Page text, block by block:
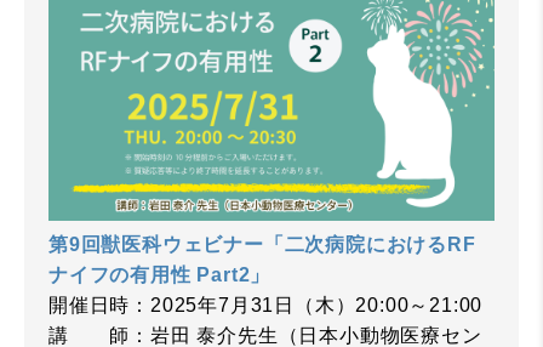
第9回獣医科ウェビナー「二次病院におけるRF
ナイフの有用性 Part2」
開催日時：2025年7月31日（木）20:00～21:00
講 師：岩田 泰介先生（日本小動物医療セン